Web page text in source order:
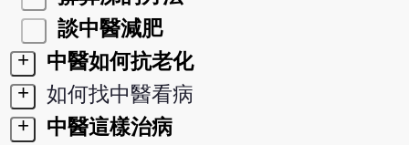
談中醫減肥
+
中醫如何抗老化
+
如何找中醫看病
+
中醫這樣治病